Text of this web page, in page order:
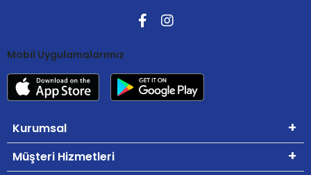
Mobil Uygulamalarımız
Kurumsal
Müşteri Hizmetleri